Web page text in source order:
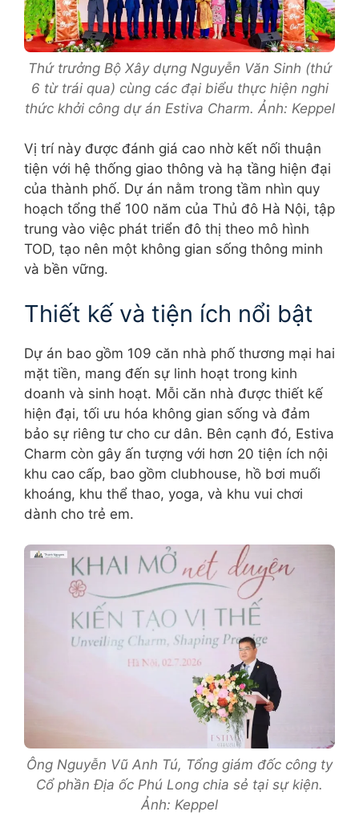
Thứ trưởng Bộ Xây dựng Nguyễn Văn Sinh (thứ
6 từ trái qua) cùng các đại biểu thực hiện nghi
thức khởi công dự án Estiva Charm. Ảnh: Keppel
Vị trí này được đánh giá cao nhờ kết nối thuận
tiện với hệ thống giao thông và hạ tầng hiện đại
của thành phố. Dự án nằm trong tầm nhìn quy
hoạch tổng thể 100 năm của Thủ đô Hà Nội, tập
trung vào việc phát triển đô thị theo mô hình
TOD, tạo nên một không gian sống thông minh
và bền vững.
Thiết kế và tiện ích nổi bật
Dự án bao gồm 109 căn nhà phố thương mại hai
mặt tiền, mang đến sự linh hoạt trong kinh
doanh và sinh hoạt. Mỗi căn nhà được thiết kế
hiện đại, tối ưu hóa không gian sống và đảm
bảo sự riêng tư cho cư dân. Bên cạnh đó, Estiva
Charm còn gây ấn tượng với hơn 20 tiện ích nội
khu cao cấp, bao gồm clubhouse, hồ bơi muối
khoáng, khu thể thao, yoga, và khu vui chơi
dành cho trẻ em.
Ông Nguyễn Vũ Anh Tú, Tổng giám đốc công ty
Cổ phần Địa ốc Phú Long chia sẻ tại sự kiện.
Ảnh: Keppel